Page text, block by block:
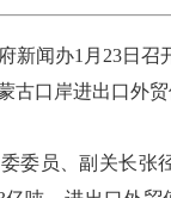
闻办1月23日召
古口岸进出口外贸
员、副关长张径